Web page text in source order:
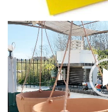
Πρόγραμμα
Αναπαραγωγής
Βίντεο